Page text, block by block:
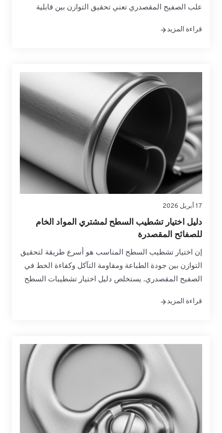
علب الصفيح المقصدري تعني تحقيق التوازن بين قابلية
التكاليف أو الجداول الزمنية. يُترجم هذا الدليل المواصفات
نطاقها بثقة. إذا كنت بحاجة إلى...
قراءة المزيد
17 أبريل 2026
دليل اختيار تشطيب السطح لمشتري المواد الخام
للصفائح المقصدرة
إن اختيار تشطيب السطح المناسب هو أسرع طريقة لتحقيق
التوازن بين جودة الطباعة ومقاومة التآكل وكفاءة الخط في
الصفيح المقصدري. يستخلص دليل اختيار تشطيبات السطح
العملية بين التشطيبات الشائعة، وكيفية تصرفها على
قراءة المزيد